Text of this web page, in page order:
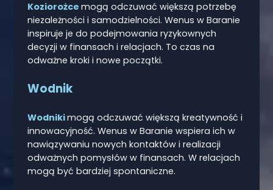
Koziorożce mogą odczuwać większą potrzebę
niezależności i samodzielności. Wenus w Baranie
inspiruje je do podejmowania ryzykownych
decyzji w finansach i relacjach. To czas na
odważne kroki i nowe początki.
Wodnik
Wodnikimogą odczuwać większą kreatywność i
innowacyjność. Wenus w Baranie wspiera ich w
nawiązywaniu nowych kontaktów i realizacji
odważnych pomysłów w finansach. W relacjach
mogą być bardziej spontaniczne.